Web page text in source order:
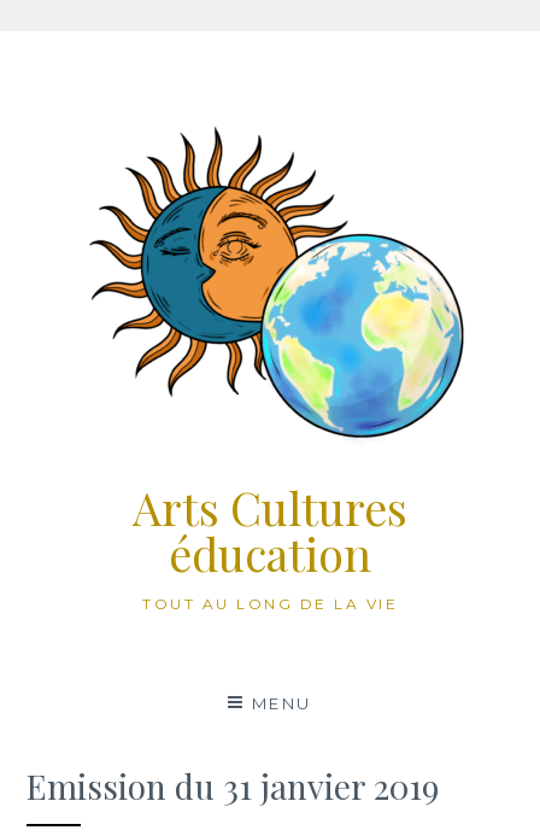
Arts Cultures
éducation
TOUT AU LONG DE LA VIE
MENU
Emission du 31 janvier 2019